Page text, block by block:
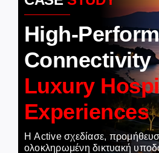
Industries
Partners
About Active
Insights
High-
Connectivity
Luxury
Experiences
Η Active σχεδίασε,
ολοκληρωμένη δικτυακή